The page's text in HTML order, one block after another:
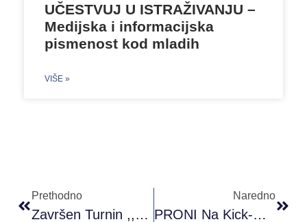
UČESTVUJ U ISTRAŽIVANJU –
Medijska i informacijska
pismenost kod mladih
VIŠE »
Prethodno
Završen Turnin ,,Sportom Protiv Nasilja”
Naredno
PRONI Na Kick-Off Eventu Projekta WBYL U Tirani